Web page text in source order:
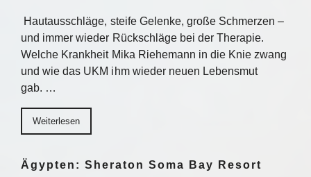
Hautausschläge, steife Gelenke, große Schmerzen –
und immer wieder Rückschläge bei der Therapie.
Welche Krankheit Mika Riehemann in die Knie zwang
und wie das UKM ihm wieder neuen Lebensmut
gab. …
Weiterlesen
Ägypten: Sheraton Soma Bay Resort